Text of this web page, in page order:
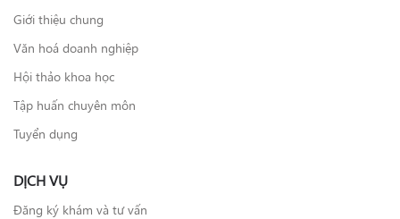
Giới thiệu chung
Văn hoá doanh nghiệp
Hội thảo khoa học
Tập huấn chuyên môn
Tuyển dụng
DỊCH VỤ
Đăng ký khám và tư vấn